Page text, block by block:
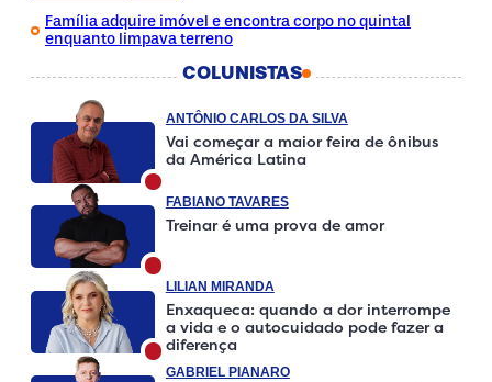
Família adquire imóvel e encontra corpo no quintal
enquanto limpava terreno
COLUNISTAS
ANTÔNIO CARLOS DA SILVA
Vai começar a maior feira de ônibus
da América Latina
FABIANO TAVARES
Treinar é uma prova de amor
LILIAN MIRANDA
Enxaqueca: quando a dor interrompe
a vida e o autocuidado pode fazer a
diferença
GABRIEL PIANARO